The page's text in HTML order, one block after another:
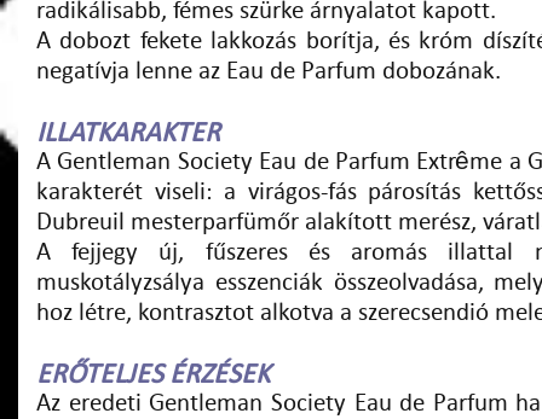
radikálisabb, fémes szürke árnyalatot kapott.
A dobozt fekete lakkozás borítja, és króm
negatívja lenne az Eau de Parfum dobozának.
ILLATKARAKTER
A Gentleman Society Eau de Parfum Extrême a
karakterét viseli: a virágos-fás párosítás
Dubreuil mesterparfümőr alakított merész,
A fejjegy új, fűszeres és aromás illattal
muskotályzsálya esszenciák összeolvadása,
hoz létre, kontrasztot alkotva a szerecsendió
ERŐTELJES ÉRZÉSEK
Az eredeti Gentleman Society Eau de Parfum